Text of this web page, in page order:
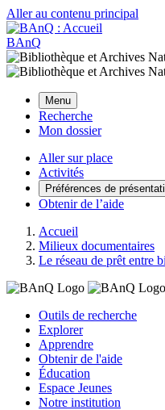
Aller au contenu principal
BAnQ
Menu
Recherche
Mon dossier
Aller sur place
Activités
Préférences de
Obtenir de l’aide
Accueil
Milieux documentaires
Le réseau de prêt entre
Outils de recherche
Explorer
Apprendre
Obtenir de l'aide
Éducation
Espace Jeunes
Notre institution